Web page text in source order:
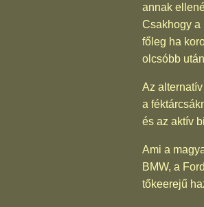
annak
Csakhogy a
főleg ha
olcsóbb
Az
a
és az aktív
Ami a
BMW, a
tőkeerejű